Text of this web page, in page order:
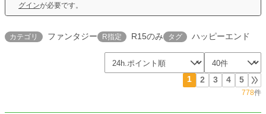
グインが必要です。
カテゴリ ファンタジー R指定 R15のみ タグ ハッピーエンド
1 2 3 4 5
778件